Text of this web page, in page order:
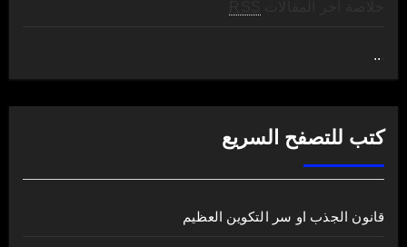
..
كتب للتصفح السريع
قانون الجذب او سر التكوين العظيم